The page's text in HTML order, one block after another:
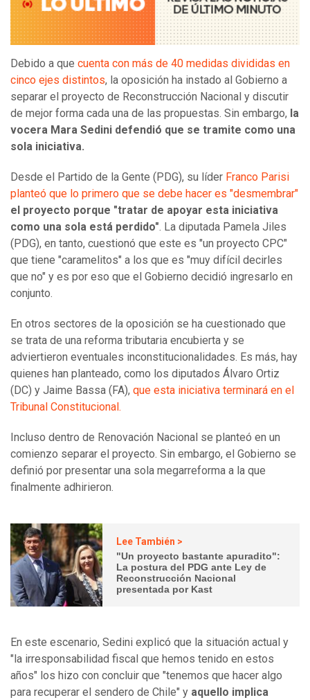
Debido a que cuenta con más de 40 medidas divididas en
cinco ejes distintos, la oposición ha instado al Gobierno a
separar el proyecto de Reconstrucción Nacional y discutir
de mejor forma cada una de las propuestas. Sin embargo, la
vocera Mara Sedini defendió que se tramite como una
sola iniciativa.
Desde el Partido de la Gente (PDG), su líder Franco Parisi
planteó que lo primero que se debe hacer es "desmembrar"
el proyecto porque "tratar de apoyar esta iniciativa
como una sola está perdido". La diputada Pamela Jiles
(PDG), en tanto, cuestionó que este es "un proyecto CPC"
que tiene "caramelitos" a los que es "muy difícil decirles
que no" y es por eso que el Gobierno decidió ingresarlo en
conjunto.
En otros sectores de la oposición se ha cuestionado que
se trata de una reforma tributaria encubierta y se
adviertieron eventuales inconstitucionalidades. Es más, hay
quienes han planteado, como los diputados Álvaro Ortiz
(DC) y Jaime Bassa (FA), que esta iniciativa terminará en el
Tribunal Constitucional.
Incluso dentro de Renovación Nacional se planteó en un
comienzo separar el proyecto. Sin embargo, el Gobierno se
definió por presentar una sola megarreforma a la que
finalmente adhirieron.
Lee También >
"Un proyecto bastante apuradito":
La postura del PDG ante Ley de
Reconstrucción Nacional
presentada por Kast
En este escenario, Sedini explicó que la situación actual y
"la irresponsabilidad fiscal que hemos tenido en estos
años" los hizo con concluir que "tenemos que hacer algo
para recuperar el sendero de Chile" y aquello implica